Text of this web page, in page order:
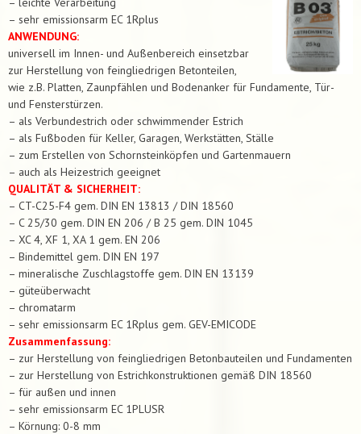
– sehr emissionsarm EC 1Rplus
ANWENDUNG:
universell im Innen- und Außenbereich einsetzbar
zur Herstellung von feingliedrigen Betonteilen,
wie z.B. Platten, Zaunpfählen und Bodenanker für Fundamente, Tür-
und Fensterstürzen.
– als Verbundestrich oder schwimmender Estrich
– als Fußboden für Keller, Garagen, Werkstätten, Ställe
– zum Erstellen von Schornsteinköpfen und Gartenmauern
– auch als Heizestrich geeignet
QUALITÄT & SICHERHEIT:
– CT-C25-F4 gem. DIN EN 13813 / DIN 18560
– C 25/30 gem. DIN EN 206 / B 25 gem. DIN 1045
– XC 4, XF 1, XA 1 gem. EN 206
– Bindemittel gem. DIN EN 197
– mineralische Zuschlagstoffe gem. DIN EN 13139
– güteüberwacht
– chromatarm
– sehr emissionsarm EC 1Rplus gem. GEV-EMICODE
Zusammenfassung:
– zur Herstellung von feingliedrigen Betonbauteilen und Fundamenten
– zur Herstellung von Estrichkonstruktionen gemäß DIN 18560
– für außen und innen
– sehr emissionsarm EC 1PLUSR
– Körnung: 0-8 mm